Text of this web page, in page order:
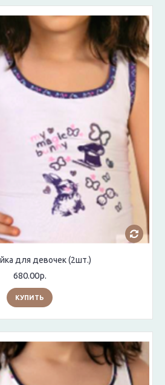
для девочек (2шт.)
680.00р.
КУПИТЬ